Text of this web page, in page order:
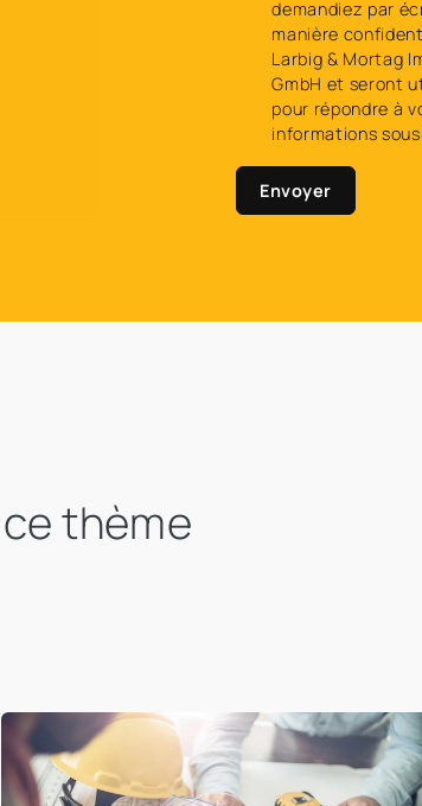
demandiez par
manière
Larbig & Mortag
GmbH et seront
pour répondre à
informations
Envoyer
thème